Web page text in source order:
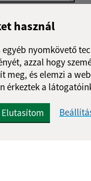
használ
egyéb nyomkövető
azzal hogy
meg, és elemzi a
érkeztek a
Elutasítom
Google reCaptcha Response
Üzenet küldése